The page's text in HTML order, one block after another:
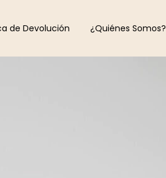
de Devolución ¿Quiénes Somos?